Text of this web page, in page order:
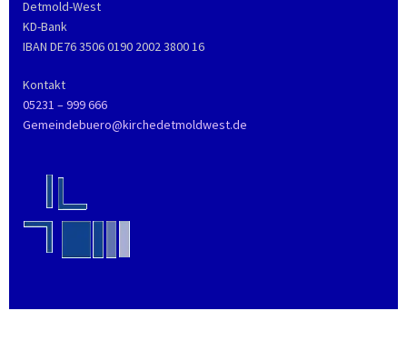
Detmold-West
KD-Bank
IBAN DE76 3506 0190 2002 3800 16
Kontakt
05231 – 999 666
Gemeindebuero@kirchedetmoldwest.de